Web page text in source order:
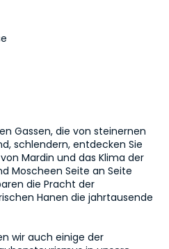
Gassen, die von steinernen
schlendern, entdecken Sie
Mardin und das Klima der
Moscheen Seite an Seite
die Pracht der
Hanen die jahrtausende
wir auch einige der